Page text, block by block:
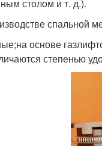
столом и т. д.).
спальной
основе
степенью